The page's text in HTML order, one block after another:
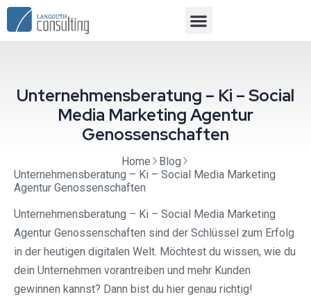
Unternehmensberatung – Ki – Social
Media Marketing Agentur
Genossenschaften
Home
Blog
Unternehmensberatung – Ki – Social Media Marketing
Agentur Genossenschaften
Unternehmensberatung – Ki – Social Media Marketing
Agentur Genossenschaften sind der Schlüssel zum Erfolg
in der heutigen digitalen Welt. Möchtest du wissen, wie du
dein Unternehmen vorantreiben und mehr Kunden
gewinnen kannst? Dann bist du hier genau richtig!